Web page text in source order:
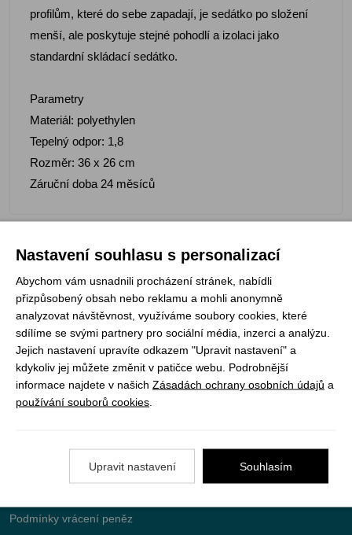
profilům, které do sebe zapadají, je sedátko po složení
menší, ale poskytuje stejné pohodlí a izolaci jako
standardní skládací sedátko.
Parametry
Materiál: polyethylen
Tepelný odpor: 1,8
Rozměr: 36 x 26 cm
Záruční doba 24 měsíců
nic neunikne
ODEBÍRAT
Vše o nákupu
Jak objednat
Doprava a platba
Podmínky vrácení peněz
Nastavení souhlasu s personalizací
Abychom vám usnadnili procházení stránek, nabídli
přizpůsobený obsah nebo reklamu a mohli anonymně
analyzovat návštěvnost, využíváme soubory cookies, které
sdílíme se svými partnery pro sociální média, inzerci a analýzu.
Jejich nastavení upravíte odkazem "Upravit nastavení" a
kdykoliv jej můžete změnit v patičce webu. Podrobnější
informace najdete v našich Zásadách ochrany osobních údajů a
používání souborů cookies
Upravit nastavení Souhlasím